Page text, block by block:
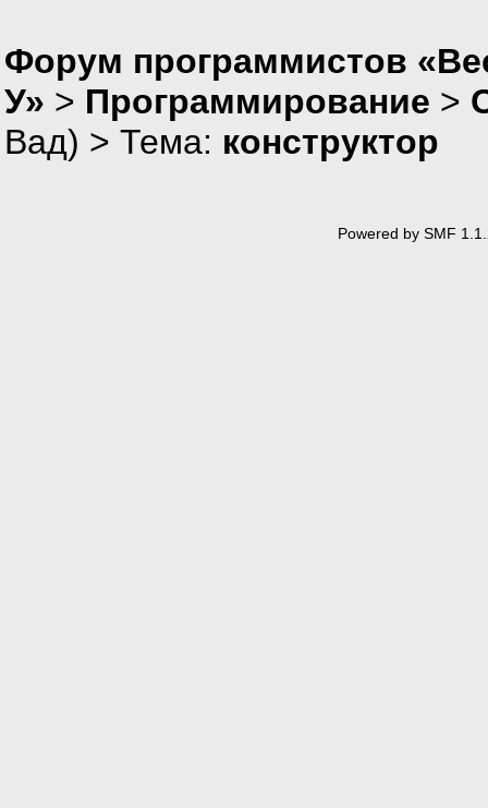
Форум программистов
У» > Программирование >
Вад) > Тема: конструктор
Powered by SMF